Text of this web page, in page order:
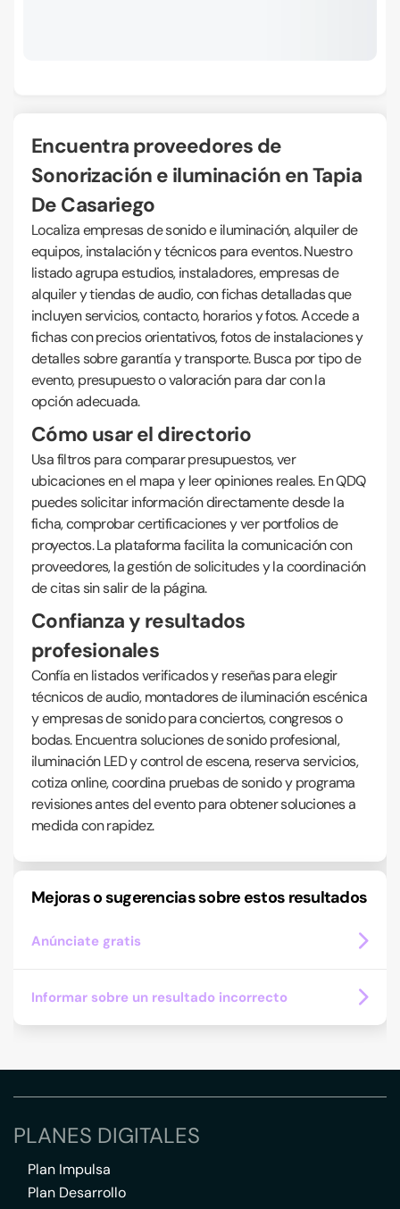
Encuentra proveedores de
Sonorización e iluminación en Tapia
De Casariego
Localiza empresas de sonido e iluminación, alquiler de
equipos, instalación y técnicos para eventos. Nuestro
listado agrupa estudios, instaladores, empresas de
alquiler y tiendas de audio, con fichas detalladas que
incluyen servicios, contacto, horarios y fotos. Accede a
fichas con precios orientativos, fotos de instalaciones y
detalles sobre garantía y transporte. Busca por tipo de
evento, presupuesto o valoración para dar con la
opción adecuada.
Cómo usar el directorio
Usa filtros para comparar presupuestos, ver
ubicaciones en el mapa y leer opiniones reales. En QDQ
puedes solicitar información directamente desde la
ficha, comprobar certificaciones y ver portfolios de
proyectos. La plataforma facilita la comunicación con
proveedores, la gestión de solicitudes y la coordinación
de citas sin salir de la página.
Confianza y resultados
profesionales
Confía en listados verificados y reseñas para elegir
técnicos de audio, montadores de iluminación escénica
y empresas de sonido para conciertos, congresos o
bodas. Encuentra soluciones de sonido profesional,
iluminación LED y control de escena, reserva servicios,
cotiza online, coordina pruebas de sonido y programa
revisiones antes del evento para obtener soluciones a
medida con rapidez.
Mejoras o sugerencias sobre estos resultados
Anúnciate gratis
Informar sobre un resultado incorrecto
PLANES DIGITALES
Plan Impulsa
Plan Desarrollo